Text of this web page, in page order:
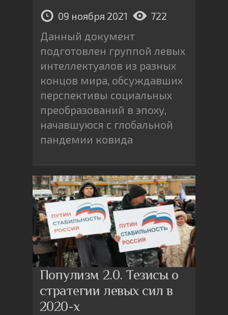
09 ноября 2021 722
Данный документ
подготовлен группой левых
интеллектуалов из разных
концов мира, обсуждавших
перспективы социальных
преобразований в эпоху,
начавшуюся с глобальной
пандемии ковида
Популизм 2.0. Тезисы о
стратегии левых сил в
2020-х